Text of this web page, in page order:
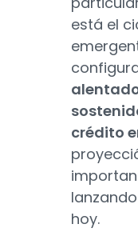
está el
crédito
hoy.